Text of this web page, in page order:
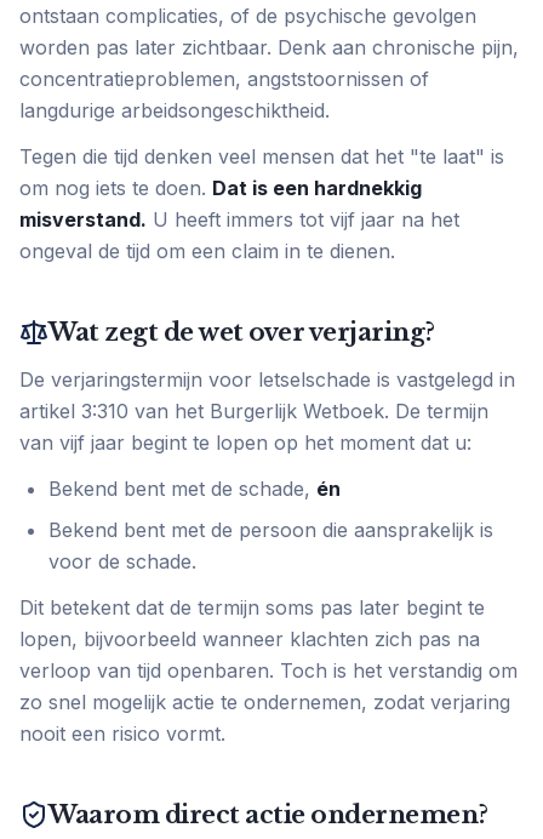
ontstaan complicaties, of de psychische gevolgen
worden pas later zichtbaar. Denk aan chronische pijn,
concentratieproblemen, angststoornissen of
langdurige arbeidsongeschiktheid.
Tegen die tijd denken veel mensen dat het "te laat" is
om nog iets te doen. Dat is een hardnekkig
misverstand. U heeft immers tot vijf jaar na het
ongeval de tijd om een claim in te dienen.
Wat zegt de wet over verjaring?
De verjaringstermijn voor letselschade is vastgelegd in
artikel 3:310 van het Burgerlijk Wetboek. De termijn
van vijf jaar begint te lopen op het moment dat u:
Bekend bent met de schade, én
Bekend bent met de persoon die aansprakelijk is
voor de schade.
Dit betekent dat de termijn soms pas later begint te
lopen, bijvoorbeeld wanneer klachten zich pas na
verloop van tijd openbaren. Toch is het verstandig om
zo snel mogelijk actie te ondernemen, zodat verjaring
nooit een risico vormt.
Waarom direct actie ondernemen?